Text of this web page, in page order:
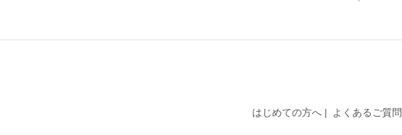
はじめての方へ よくあるご質問